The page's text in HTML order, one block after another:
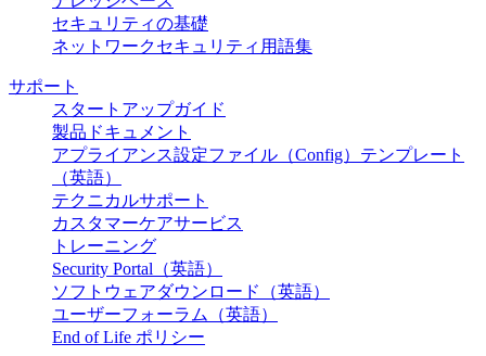
セキュリティの基礎
ネットワークセキュリティ用語集
サポート
スタートアップガイド
製品ドキュメント
アプライアンス設定ファイル（Config）テンプレート
（英語）
テクニカルサポート
カスタマーケアサービス
トレーニング
Security Portal（英語）
ソフトウェアダウンロード（英語）
ユーザーフォーラム（英語）
End of Life ポリシー